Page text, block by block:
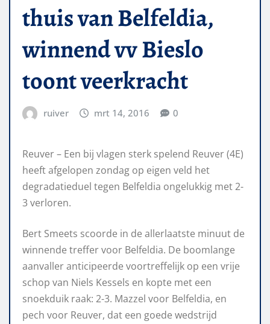
thuis van Belfeldia,
winnend vv Bieslo
toont veerkracht
ruiver mrt 14, 2016 0
Reuver – Een bij vlagen sterk spelend Reuver (4E)
heeft afgelopen zondag op eigen veld het
degradatieduel tegen Belfeldia ongelukkig met 2-
3 verloren.
Bert Smeets scoorde in de allerlaatste minuut de
winnende treffer voor Belfeldia. De boomlange
aanvaller anticipeerde voortreffelijk op een vrije
schop van Niels Kessels en kopte met een
snoekduik raak: 2-3. Mazzel voor Belfeldia, en
pech voor Reuver, dat een goede wedstrijd